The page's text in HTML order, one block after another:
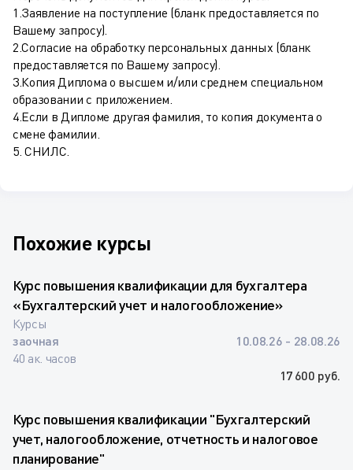
1.Заявление на поступление (бланк предоставляется по
Вашему запросу).
2.Согласие на обработку персональных данных (бланк
предоставляется по Вашему запросу).
3.Копия Диплома о высшем и/или среднем специальном
образовании с приложением.
4.Если в Дипломе другая фамилия, то копия документа о
смене фамилии.
5. СНИЛС.
Похожие курсы
Курс повышения квалификации для бухгалтера
«Бухгалтерский учет и налогообложение»
Курсы
заочная
40 ак. часов
10.08.26 - 28.08.26
17 600 руб.
Курс повышения квалификации "Бухгалтерский
учет, налогообложение, отчетность и налоговое
планирование"